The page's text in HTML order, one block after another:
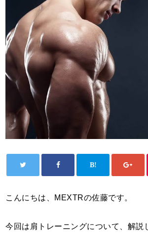
こんにちは、 MEXTRの佐藤です。
今回は肩トレーニングについて、解説